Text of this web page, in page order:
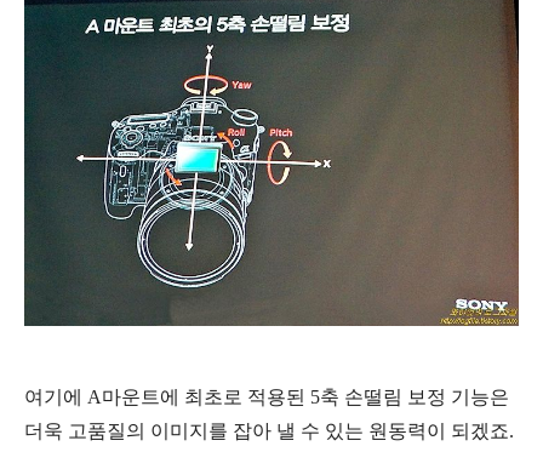
여기에 A마운트에 최초로 적용된 5축 손떨림 보정 기능은
더욱 고품질의 이미지를 잡아 낼 수 있는 원동력이 되겠죠.